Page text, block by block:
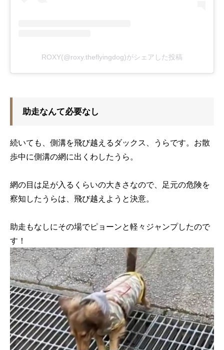
ROXY(@roxy.theflyingdog)がシェアした投稿
助走なんて必要なし
続いても、側溝を飛び越えるダックス、うらです。お散
歩中に側溝の網に出くわしたうら。
網の目は足が入るくらいの大きさなので、足元の危険を
察知したうらは、飛び越えようと決意。
助走もなしにその場でピョーンと軽々ジャンプしたので
す！